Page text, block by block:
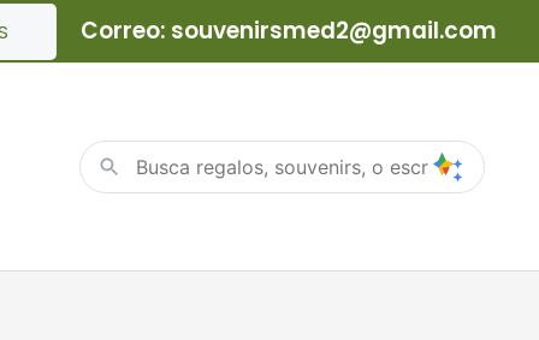
Correo: souvenirsmed2@gmail.com